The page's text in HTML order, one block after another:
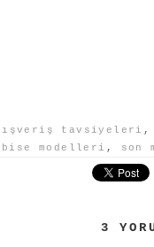
tavsiyeleri ,
modelleri , son
3